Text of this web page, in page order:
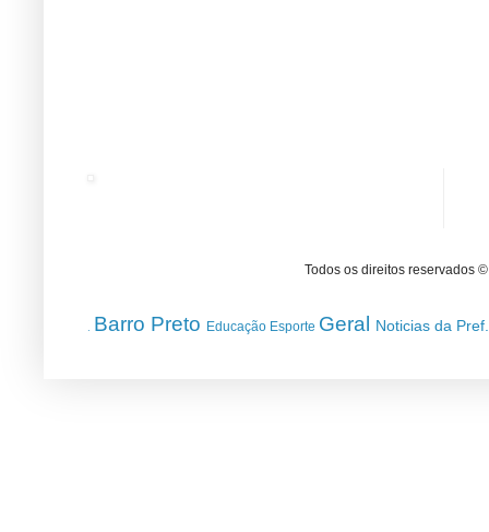
Todos os direitos reservados
Barro Preto Educação Esporte Geral Noticias da